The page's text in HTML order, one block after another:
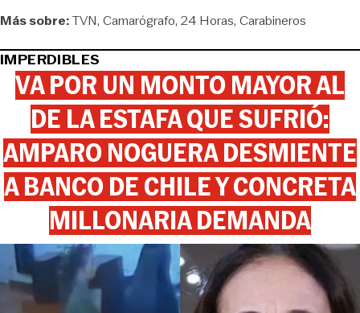
Más sobre:TVN Camarógrafo 24 Horas Carabineros
IMPERDIBLES
VA POR UN MONTO MAYOR AL
DE LA ESTAFA QUE SUFRIÓ:
AMPARO NOGUERA DESMIENTE
A BANCO DE CHILE Y CONCRETA
MILLONARIA DEMANDA